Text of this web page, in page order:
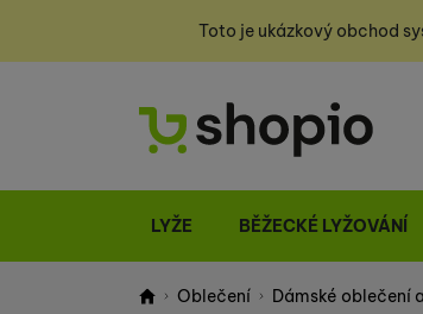
Toto je ukázkový obchod
LYŽE BĚŽECKÉ LYŽOVÁNÍ
Oblečení Dámské oblečení